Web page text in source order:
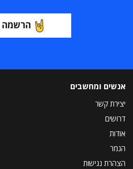
הרשמה
אנשים ומחשבים
יצירת קשר
דרושים
אודות
הנמר
הצהרת נגישות